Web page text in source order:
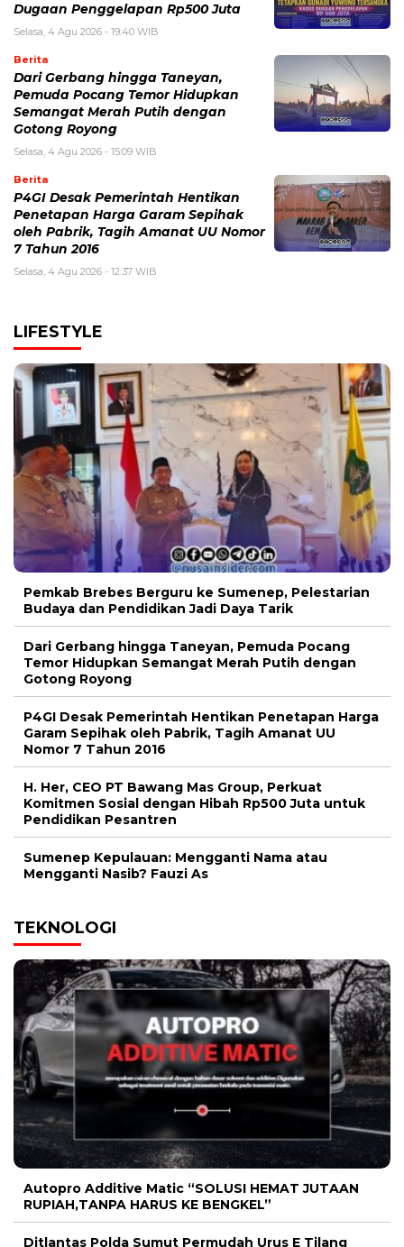
Dugaan Penggelapan Rp500 Juta
Selasa, 4 Agu 2026 - 19:40 WIB
Berita
Dari Gerbang hingga Taneyan,
Pemuda Pocang Temor Hidupkan
Semangat Merah Putih dengan
Gotong Royong
Selasa, 4 Agu 2026 - 15:09 WIB
Berita
P4GI Desak Pemerintah Hentikan
Penetapan Harga Garam Sepihak
oleh Pabrik, Tagih Amanat UU Nomor
7 Tahun 2016
Selasa, 4 Agu 2026 - 12:37 WIB
LIFESTYLE
Pemkab Brebes Berguru ke Sumenep, Pelestarian
Budaya dan Pendidikan Jadi Daya Tarik
Dari Gerbang hingga Taneyan, Pemuda Pocang
Temor Hidupkan Semangat Merah Putih dengan
Gotong Royong
P4GI Desak Pemerintah Hentikan Penetapan Harga
Garam Sepihak oleh Pabrik, Tagih Amanat UU
Nomor 7 Tahun 2016
H. Her, CEO PT Bawang Mas Group, Perkuat
Komitmen Sosial dengan Hibah Rp500 Juta untuk
Pendidikan Pesantren
Sumenep Kepulauan: Mengganti Nama atau
Mengganti Nasib? Fauzi As
TEKNOLOGI
Autopro Additive Matic “SOLUSI HEMAT JUTAAN
RUPIAH,TANPA HARUS KE BENGKEL”
Ditlantas Polda Sumut Permudah Urus E Tilang